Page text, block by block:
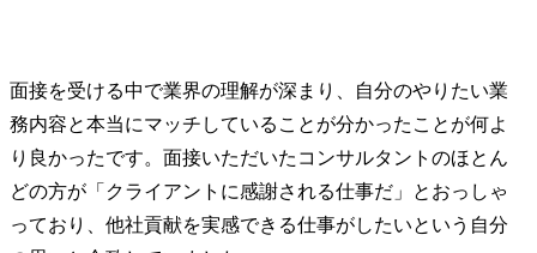
面接を受ける中で業界の理解が深まり、自分のやりたい業
務内容と本当にマッチしていることが分かったことが何よ
り良かったです。面接いただいたコンサルタントのほとん
どの方が「クライアントに感謝される仕事だ」とおっしゃ
っており、他社貢献を実感できる仕事がしたいという自分